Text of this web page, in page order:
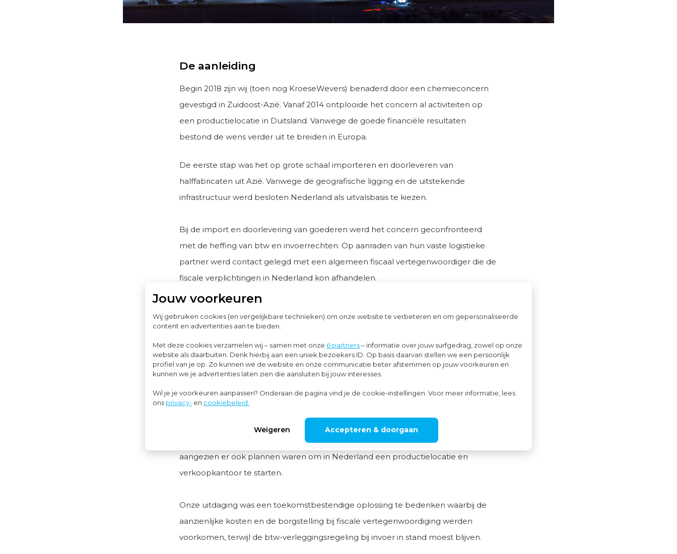
Jouw voorkeuren
Wij gebruiken cookies (en vergelijkbare technieken) om onze website te verbeteren en om gepersonaliseerde
content en advertenties aan te bieden.
Met deze cookies verzamelen wij – samen met onze 6 partners– informatie over jouw surfgedrag, zowel op onze
website als daarbuiten. Denk hierbij aan een uniek bezoekers ID. Op basis daarvan stellen we een persoonlijk
profiel van je op. Zo kunnen we de website en onze communicatie beter afstemmen op jouw voorkeuren en
kunnen we je advertenties laten zien die aansluiten bij jouw interesses.
Wil je je voorkeuren aanpassen? Onderaan de pagina vind je de cookie-instellingen. Voor meer informatie, lees
ons privacy- en cookiebeleid.
Weigeren Accepteren & doorgaan
De aanleiding
Begin 2018 zijn wij (toen nog KroeseWevers) benaderd door een chemieconcern
gevestigd in Zuidoost-Azië. Vanaf 2014 ontplooide het concern al activiteiten op
een productielocatie in Duitsland. Vanwege de goede financiële resultaten
bestond de wens verder uit te breiden in Europa.
De eerste stap was het op grote schaal importeren en doorleveren van
halffabricaten uit Azië. Vanwege de geografische ligging en de uitstekende
infrastructuur werd besloten Nederland als uitvalsbasis te kiezen.
Bij de import en doorlevering van goederen werd het concern geconfronteerd
met de heffing van btw en invoerrechten. Op aanraden van hun vaste logistieke
partner werd contact gelegd met een algemeen fiscaal vertegenwoordiger die de
fiscale verplichtingen in Nederland kon afhandelen.
De uitdaging
Deze oplossing had als voordeel dat een btw-registratie in Nederland niet
noodzakelijk was. En tevens kon gebruik gemaakt worden van een btw-
verleggingsregeling bij invoer ter voorkoming van een financieringsnadeel.
Het grootste nadeel van deze oplossing was de aanzienlijke kosten van de
algemeen fiscaal vertegenwoordiger en de vereiste borgstelling voor het doen van
. Bovendien was deze oplossing op lange termijn niet houdbaar
aangezien er ook plannen waren om in Nederland een productielocatie en
verkoopkantoor te starten.
Onze uitdaging was een toekomstbestendige oplossing te bedenken waarbij de
aanzienlijke kosten en de borgstelling bij fiscale vertegenwoordiging werden
voorkomen, terwijl de btw-verleggingsregeling bij invoer in stand moest blijven.